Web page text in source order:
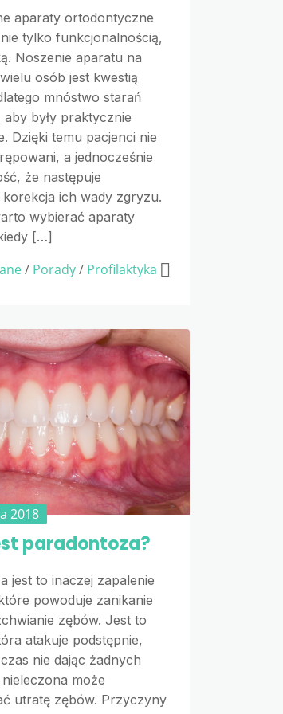
aparaty ortodontyczne
tylko funkcjonalnością,
Noszenie aparatu na
osób jest kwestią
mnóstwo starań
aby były praktycznie
Dzięki temu pacjenci nie
a jednocześnie
że następuje
korekcja ich wady zgryzu.
wybierać aparaty
[…]
/ Porady/ Profilaktyka
2018
paradontoza?
jest to inaczej zapalenie
powoduje zanikanie
zębów. Jest to
atakuje podstępnie,
nie dając żadnych
może
utratę zębów. Przyczyny